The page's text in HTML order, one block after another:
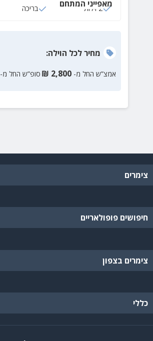
מאפייני המתחם
2 וילות בריכה
מחירלכל הוילה:
אמצ”ש החל מ- 2,800
₪ סופ”ש החל מ-
צימרים
חיפושים פופולאריים
צימרים בצפון
כללי